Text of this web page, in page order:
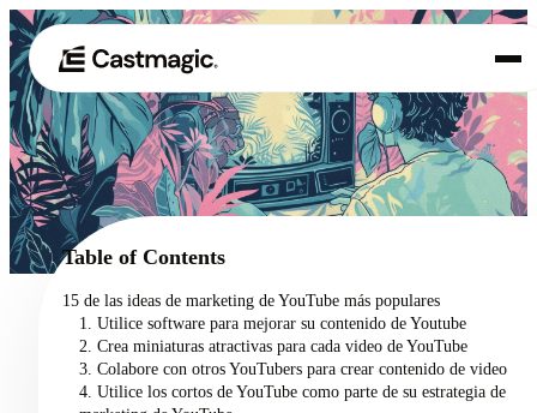
01 Producto
02 Casos de uso
Precios
Acerca de nosotros
Table of Contents
15 de las ideas de marketing de YouTube más populares
1. Utilice software para mejorar su contenido de Youtube
2. Crea miniaturas atractivas para cada video de YouTube
3. Colabore con otros YouTubers para crear contenido de video
4. Utilice los cortos de YouTube como parte de su estrategia de